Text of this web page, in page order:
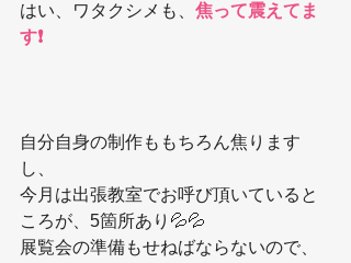
はい、ワタクシメも、 焦って震えてま
す❗️
自分自身の制作ももちろん焦ります
し、
今月は出張教室でお呼び頂いていると
ころが、5箇所あり💦💦
展覧会の準備もせねばならないので、